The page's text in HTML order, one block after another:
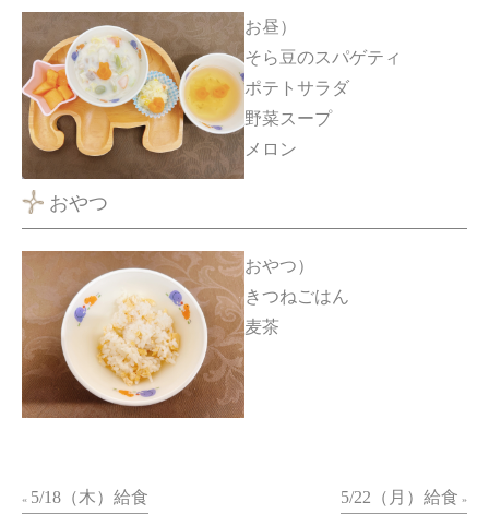
お昼）
そら豆のスパゲティ
ポテトサラダ
野菜スープ
メロン
おやつ
おやつ）
きつねごはん
麦茶
« 5/18（木）給食 5/22（月）給食 »